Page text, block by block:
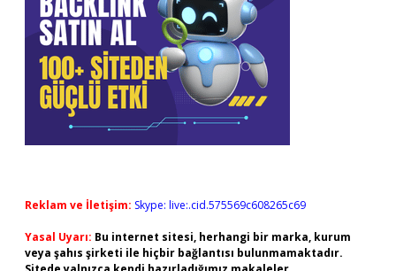
Reklam ve İletişim: Skype: live:.cid.575569c608265c69
Yasal Uyarı: Bu internet sitesi, herhangi bir marka, kurum
veya şahıs şirketi ile hiçbir bağlantısı bulunmamaktadır.